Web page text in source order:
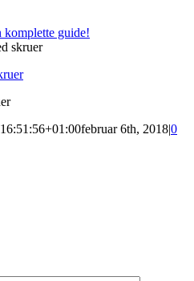
guide!
skruer
februar 6th, 2018|0